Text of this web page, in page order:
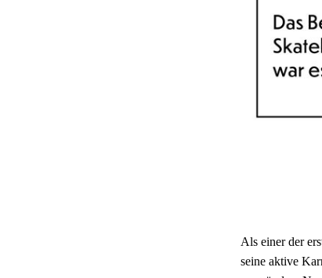
Als einer der
seine aktive